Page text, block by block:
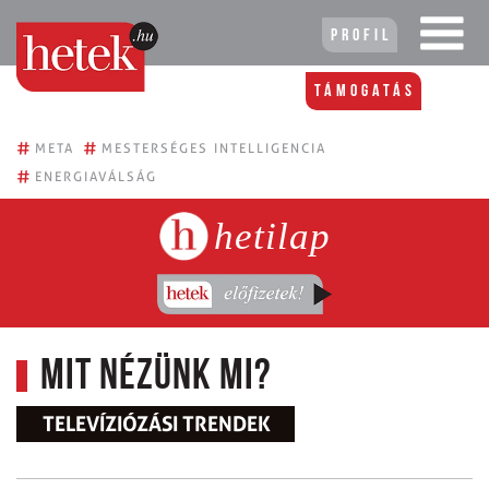
Profil
Támogatás
# META # MESTERSÉGES INTELLIGENCIA
# ENERGIAVÁLSÁG
hetilap
Mit nézünk mi?
TELEVÍZIÓZÁSI TRENDEK